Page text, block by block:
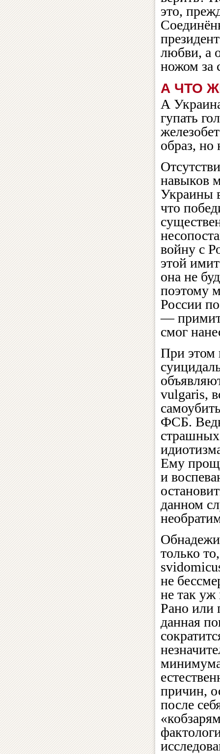
это,
любви, а
ножом за
А ЧТО
А
гупать
образ, но
навыков
Украины
что
войну с
этой
она не
поэтому
России
—
смог
При этом
vulgaris,
ФСБ.
страшных
Ему
и
данном
только
не
не так уж
Рано или
данная
причин,
после